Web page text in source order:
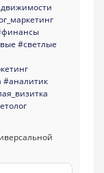
#светлые
#аналитик